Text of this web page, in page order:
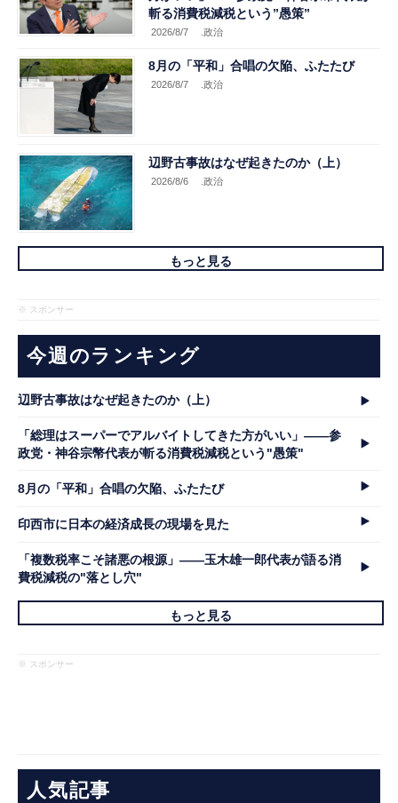
斬る消費税減税という”愚策”
2026/8/7 .政治
8月の「平和」合唱の欠陥、ふたたび
2026/8/7 .政治
辺野古事故はなぜ起きたのか（上）
2026/8/6 .政治
もっと見る
※ スポンサー
今週のランキング
辺野古事故はなぜ起きたのか（上）
「総理はスーパーでアルバイトしてきた方がいい」――参
政党・神谷宗幣代表が斬る消費税減税という"愚策"
8月の「平和」合唱の欠陥、ふたたび
印西市に日本の経済成長の現場を見た
「複数税率こそ諸悪の根源」――玉木雄一郎代表が語る消
費税減税の"落とし穴"
もっと見る
※ スポンサー
人気記事